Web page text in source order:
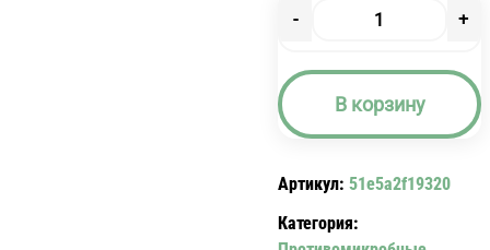
-
НИСТАТИН
(ТАБЛ..
П/
500000
ЕД
№20)
+
В корзину
Артикул: 51e5a2f19320
Категория: